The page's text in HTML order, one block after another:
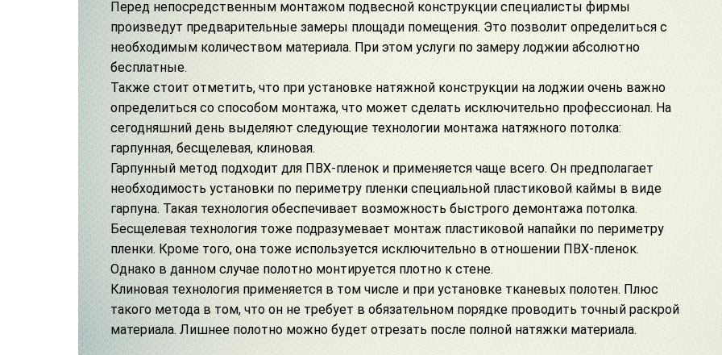
Перед непосредственным монтажом подвесной конструкции специалисты фирмы
произведут предварительные замеры площади помещения. Это позволит определиться с
необходимым количеством материала. При этом услуги по замеру лоджии абсолютно
бесплатные.
Также стоит отметить, что при установке натяжной конструкции на лоджии очень важно
определиться со способом монтажа, что может сделать исключительно профессионал. На
сегодняшний день выделяют следующие технологии монтажа натяжного потолка:
гарпунная, бесщелевая, клиновая.
Гарпунный метод подходит для ПВХ-пленок и применяется чаще всего. Он предполагает
необходимость установки по периметру пленки специальной пластиковой каймы в виде
гарпуна. Такая технология обеспечивает возможность быстрого демонтажа потолка.
Бесщелевая технологиятоже подразумевает монтаж пластиковой напайки по периметру
пленки. Кроме того, она тоже используется исключительно в отношении ПВХ-пленок.
Однако в данном случае полотно монтируется плотно к стене.
Клиновая технология применяется в том числе и при установке тканевых полотен. Плюс
такого метода в том, что он не требует в обязательном порядке проводить точный раскрой
материала. Лишнее полотно можно будет отрезать после полной натяжки материала.